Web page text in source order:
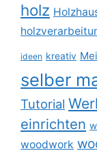
holz
ideen kreativ
selber
Tutorial
einrichten
woodwork